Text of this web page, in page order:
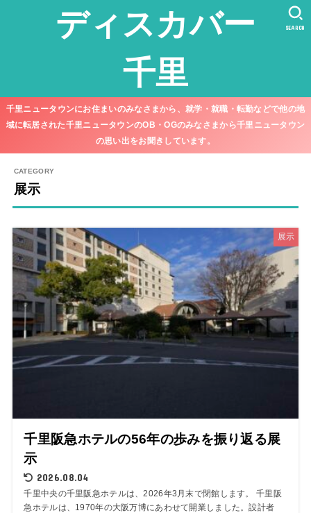
ディスカバー
千里
SEARCH
千里ニュータウンにお住まいのみなさまから、就学・就職・転勤などで他の地
域に転居された千里ニュータウンのOB・OGのみなさまから千里ニュータウン
の思い出をお聞きしています。
展示
展示
千里阪急ホテルの56年の歩みを振り返る展
示
2026.08.04
千里中央の千里阪急ホテルは、2026年3月末で閉館します。 千里阪
急ホテルは、1970年の大阪万博にあわせて開業しました。設計者